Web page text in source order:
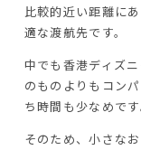
比較的近い距離に
適な渡航先です。
中でも香港ディズ
のものよりもコン
ち時間も少なめです
そのため、小さな